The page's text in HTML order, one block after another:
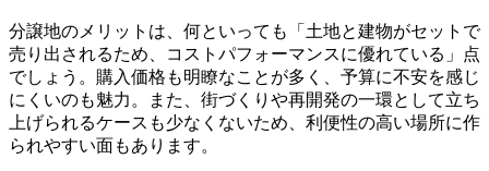
分譲地のメリットは、何といっても「 土地と建物がセットで
売り出されるため、コストパフォーマンスに優れている 」点
でしょう。購入価格も明瞭なことが多く、予算に不安を感じ
にくいのも魅力。また、街づくりや再開発の一環として立ち
上げられるケースも少なくないため、利便性の高い場所に作
られやすい面もあります。